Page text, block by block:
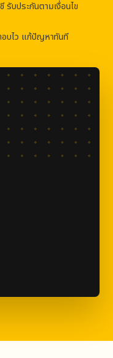
บประกันตามเงื่อนไข
บไว แก้ปัญหาทันที